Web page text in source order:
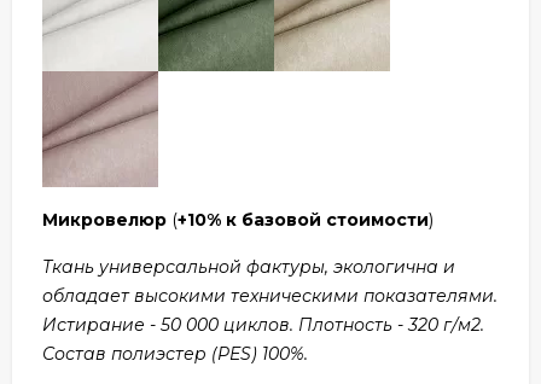
Микровелюр (+10% к базовой стоимости)
Ткань универсальной фактуры, экологична и
обладает высокими техническими показателями.
Истирание - 50 000 циклов. Плотность - 320 г/м2.
Состав полиэстер (PES) 100%.